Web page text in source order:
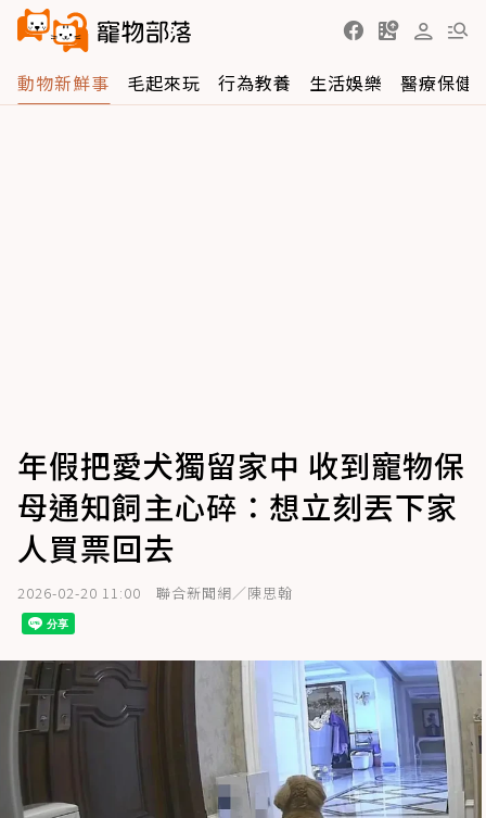
動物新鮮事 毛起來玩 行為教養 生活娛樂 醫療保健
年假把愛犬獨留家中 收到寵物保
母通知飼主心碎：想立刻丟下家
人買票回去
2026-02-20 11:00 聯合新聞網／陳思翰